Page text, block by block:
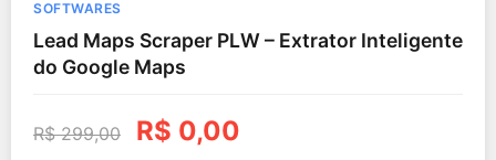
SOFTWARES
Lead Maps Scraper PLW – Extrator Inteligente
do Google Maps
R$299,00 R$ 0,00